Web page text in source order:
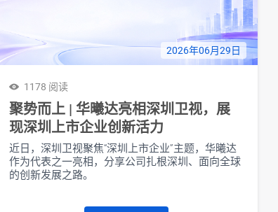
2026年06月29日
1178 阅读
聚势而上 | 华曦达亮相深圳卫视，展
现深圳上市企业创新活力
近日，深圳卫视聚焦“深圳上市企业”主题，华曦达
作为代表之一亮相，分享公司扎根深圳、面向全球
的创新发展之路。